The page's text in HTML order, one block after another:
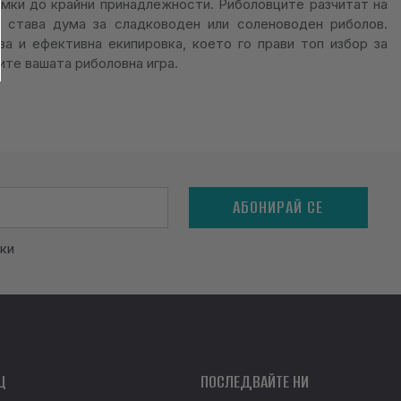
до крайни принадлежности. Риболовците разчитат на
дума за сладководен или соленоводен риболов.
и ефективна екипировка, което го прави топ избор за
вашата риболовна игра.
АБОНИРАЙ СЕ
ПОСЛЕДВАЙТЕ НИ